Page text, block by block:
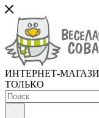
ИНТЕРНЕТ-
ТОЛЬКО